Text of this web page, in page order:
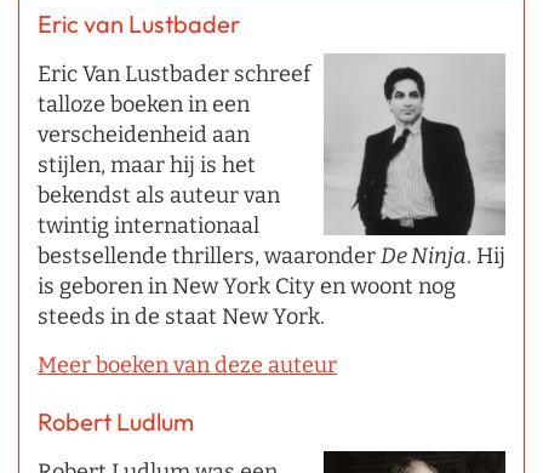
Eric van Lustbader
Eric Van Lustbader schreef
talloze boeken in een
verscheidenheid aan
stijlen, maar hij is het
bekendst als auteur van
twintig internationaal
bestsellende thrillers, waaronderDe Ninja. Hij
is geboren in New York City en woont nog
steeds in de staat New York.
Meer boeken van deze auteur
Robert Ludlum